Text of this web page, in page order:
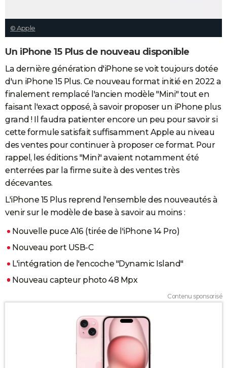
© Apple
Un iPhone 15 Plus de nouveau disponible
La dernière génération d'iPhone se voit toujours dotée
d'un iPhone 15 Plus. Ce nouveau format initié en 2022 a
finalement remplacé l'ancien modèle "Mini" tout en
faisant l'exact opposé, à savoir proposer un iPhone plus
grand ! Il faudra patienter encore un peu pour savoir si
cette formule satisfait suffisamment Apple au niveau
des ventes pour continuer à proposer ce format. Pour
rappel, les éditions "Mini" avaient notamment été
enterrées par la firme suite à des ventes très
décevantes.
L'iPhone 15 Plus reprend l'ensemble des nouveautés à
venir sur le modèle de base à savoir au moins :
Nouvelle puce A16 (tirée de l'iPhone 14 Pro)
Nouveau port USB-C
L'intégration de l'encoche "Dynamic Island"
Nouveau capteur photo 48 Mpx
Contenu sponsorisé